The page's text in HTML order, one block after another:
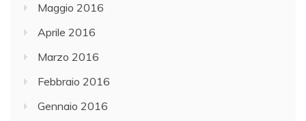
Maggio 2016
Aprile 2016
Marzo 2016
Febbraio 2016
Gennaio 2016